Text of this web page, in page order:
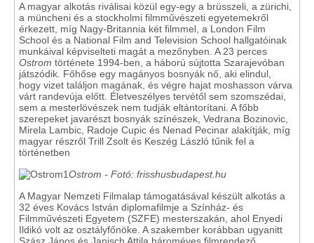
A magyar alkotás riválisai közül egy-egy a brüsszeli, a zürichi,
a müncheni és a stockholmi filmművészeti egyetemekről
érkezett, míg Nagy-Britannia két filmmel, a London Film
School és a National Film and Television School hallgatóinak
munkáival képviselteti magát a mezőnyben. A 23 perces
Ostrom története 1994-ben, a háború sújtotta Szarajevóban
játszódik. Főhőse egy magányos bosnyák nő, aki elindul,
hogy vizet találjon magának, és végre hajat moshasson várva
várt randevúja előtt. Életveszélyes tervétől sem szomszédai,
sem a mesterlövészek nem tudják eltántorítani. A főbb
szerepeket javarészt bosnyák színészek, Vedrana Bozinovic,
Mirela Lambic, Radoje Cupic és Nenad Pecinar alakítják, míg
magyar részről Trill Zsolt és Keszég László tűnik fel a
történetben
Ostrom - Fotó: frisshusbudapest.hu
A Magyar Nemzeti Filmalap támogatásával készült alkotás a
32 éves Kovács István diplomafilmje a Színház- és
Filmművészeti Egyetem (SZFE) mesterszakán, ahol Enyedi
Ildikó volt az osztályfőnöke. A szakember korábban ugyanitt